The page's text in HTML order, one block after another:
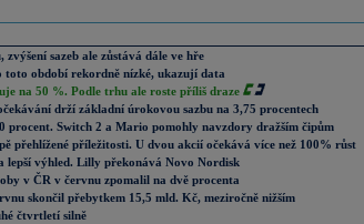
sazeb ale zůstává dále ve hře
toto období rekordně nízké, ukazují data
na 50 %. Podle trhu ale roste příliš draze
drží základní úrokovou sazbu na 3,75 procentech
procent. Switch 2 a Mario pomohly navzdory dražším čipům
přehlížené příležitosti. U dvou akcií očekává více než 100% růst
lepší výhled. Lilly překonává Novo Nordisk
v ČR v červnu zpomalil na dvě procenta
skončil přebytkem 15,5 mld. Kč, meziročně nižším
čtvrtletí silně